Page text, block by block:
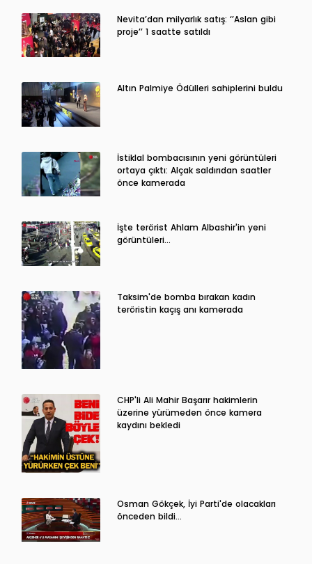
Nevita’dan milyarlık satış: ‘’Aslan gibi
proje’’ 1 saatte satıldı
Altın Palmiye Ödülleri sahiplerini buldu
İstiklal bombacısının yeni görüntüleri
ortaya çıktı: Alçak saldırıdan saatler
önce kamerada
İşte terörist Ahlam Albashir'in yeni
görüntüleri…
Taksim'de bomba bırakan kadın
teröristin kaçış anı kamerada
CHP'li Ali Mahir Başarır hakimlerin
üzerine yürümeden önce kamera
kaydını bekledi
Osman Gökçek, İyi Parti'de olacakları
önceden bildi...